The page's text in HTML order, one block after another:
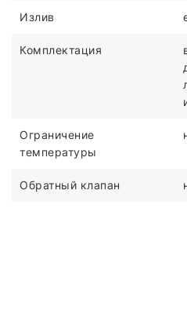
Излив
Комплектация
Ограничение
температуры
Обратный клапан